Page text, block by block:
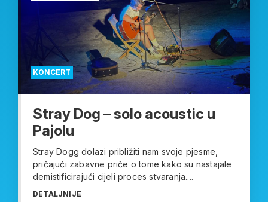
KONCERT
Stray Dog – solo acoustic u
Pajolu
Stray Dogg dolazi približiti nam svoje pjesme,
pričajući zabavne priče o tome kako su nastajale
demistificirajući cijeli proces stvaranja....
DETALJNIJE